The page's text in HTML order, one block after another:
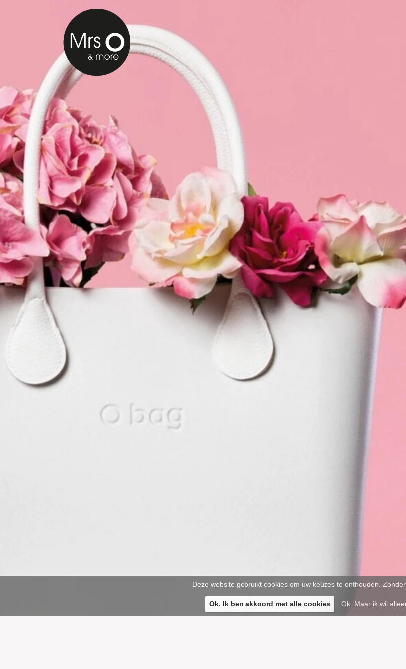
Deze website gebruikt cookies om uw keuzes te onthouden.
Ok. Ik ben akkoord met alle cookies Ok. Maar ik wil